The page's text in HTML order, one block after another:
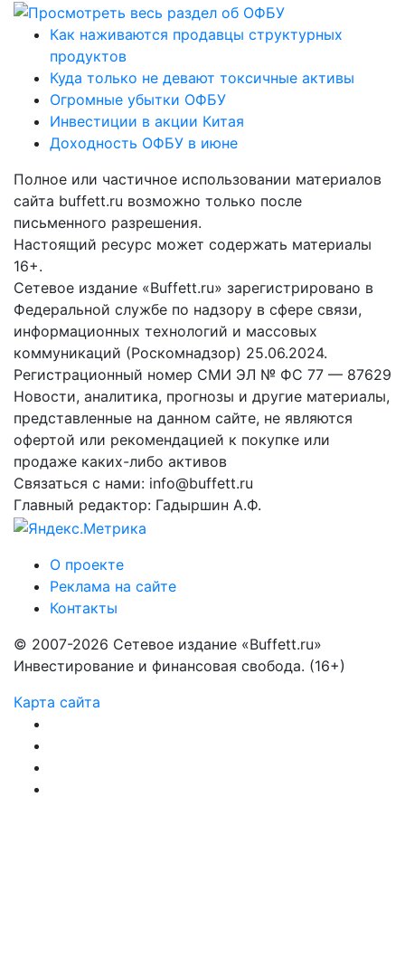
Как наживаются продавцы структурных
продуктов
Куда только не девают токсичные активы
Огромные убытки ОФБУ
Инвестиции в акции Китая
Доходность ОФБУ в июне
Полное или частичное использовании материалов
сайта buffett.ru возможно только после
письменного разрешения.
Настоящий ресурс может содержать материалы
16+.
Сетевое издание «Buffett.ru» зарегистрировано в
Федеральной службе по надзору в сфере связи,
информационных технологий и массовых
коммуникаций (Роскомнадзор) 25.06.2024.
Регистрационный номер СМИ ЭЛ № ФС 77 — 87629
Новости, аналитика, прогнозы и другие материалы,
представленные на данном сайте, не являются
офертой или рекомендацией к покупке или
продаже каких-либо активов
Связаться с нами: info@buffett.ru
Главный редактор: Гадыршин А.Ф.
О проекте
Реклама на сайте
Контакты
© 2007-2026 Сетевое издание «Buffett.ru»
Инвестирование и финансовая свобода. (16+)
Карта сайта